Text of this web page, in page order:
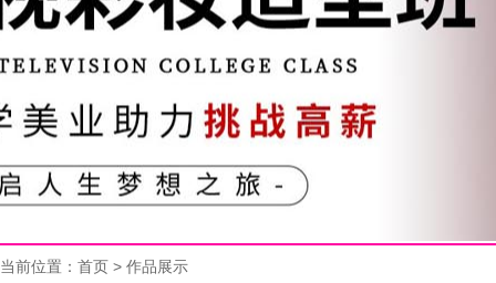
当前位置： 首页 > 作品展示